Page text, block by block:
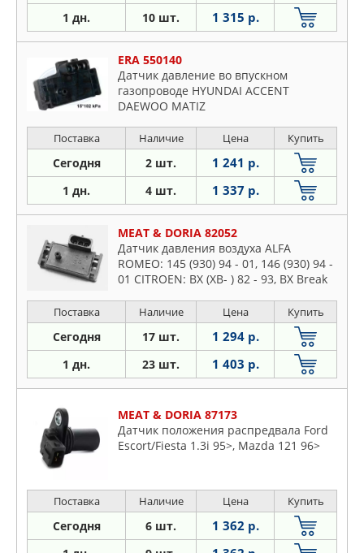
1 дн. 10 шт. 1 315 р.
ERA 550140
Датчик давление во впускном
газопроводе HYUNDAI ACCENT
DAEWOO MATIZ
Поставка Наличие Цена Купить
Сегодня 2 шт. 1 241 р.
1 дн. 4 шт. 1 337 р.
MEAT & DORIA 82052
Датчик давления воздуха ALFA
ROMEO: 145 (930) 94 - 01, 146 (930) 94 -
01 CITROEN: BX (XB- ) 82 - 93, BX Break
XANTIA Break (X2) 98
Поставка Наличие Цена Купить
Сегодня 17 шт. 1 294 р.
1 дн. 23 шт. 1 403 р.
MEAT & DORIA 87173
Датчик положения распредвала Ford
Escort/Fiesta 1.3i 95>, Mazda 121 96>
Поставка Наличие Цена Купить
Сегодня 6 шт. 1 362 р.